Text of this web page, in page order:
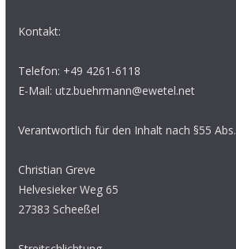
Kontakt:
Telefon: +49 4261-6118
E-Mail: utz.buehrmann@ewetel.net
Verantwortlich für den Inhalt nach §55 Abs.
Christian Greve
Helvesieker Weg 65
27383 Scheeßel